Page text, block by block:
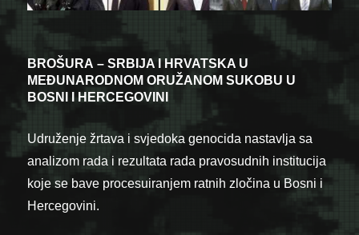
BROŠURA – SRBIJA I HRVATSKA U
MEĐUNARODNOM ORUŽANOM SUKOBU U
BOSNI I HERCEGOVINI
Udruženje žrtava i svjedoka genocida nastavlja sa
analizom rada i rezultata rada pravosudnih institucija
koje se bave procesuiranjem ratnih zločina u Bosni i
Hercegovini.